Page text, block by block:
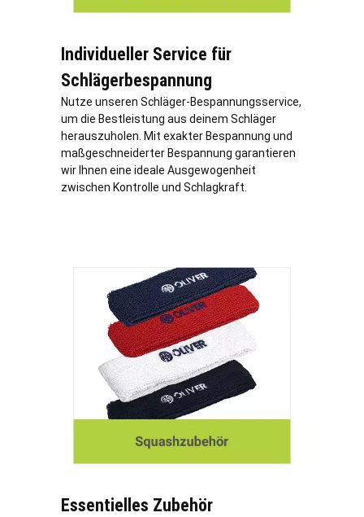
Individueller Service für
Schlägerbespannung
Nutze unseren Schläger-Bespannungsservice,
um die Bestleistung aus deinem Schläger
herauszuholen. Mit exakter Bespannung und
maßgeschneiderter Bespannung garantieren
wir Ihnen eine ideale Ausgewogenheit
zwischen Kontrolle und Schlagkraft.
Essentielles Zubehör